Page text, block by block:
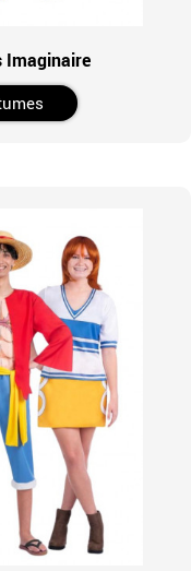
Imaginaire